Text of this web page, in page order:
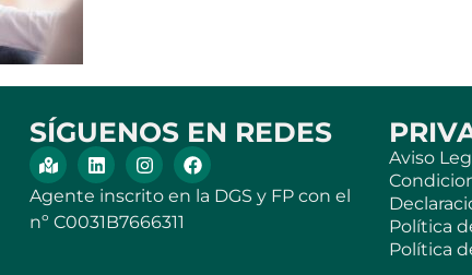
SÍGUENOS EN REDES
Agente inscrito en la DGS y FP con el
nº C0031B7666311
Aviso
Política
Política